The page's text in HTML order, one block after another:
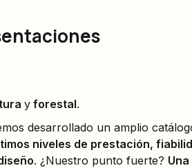
y forestal.
desarrollado un amplio
niveles de prestación,
. ¿Nuestro punto fuerte?